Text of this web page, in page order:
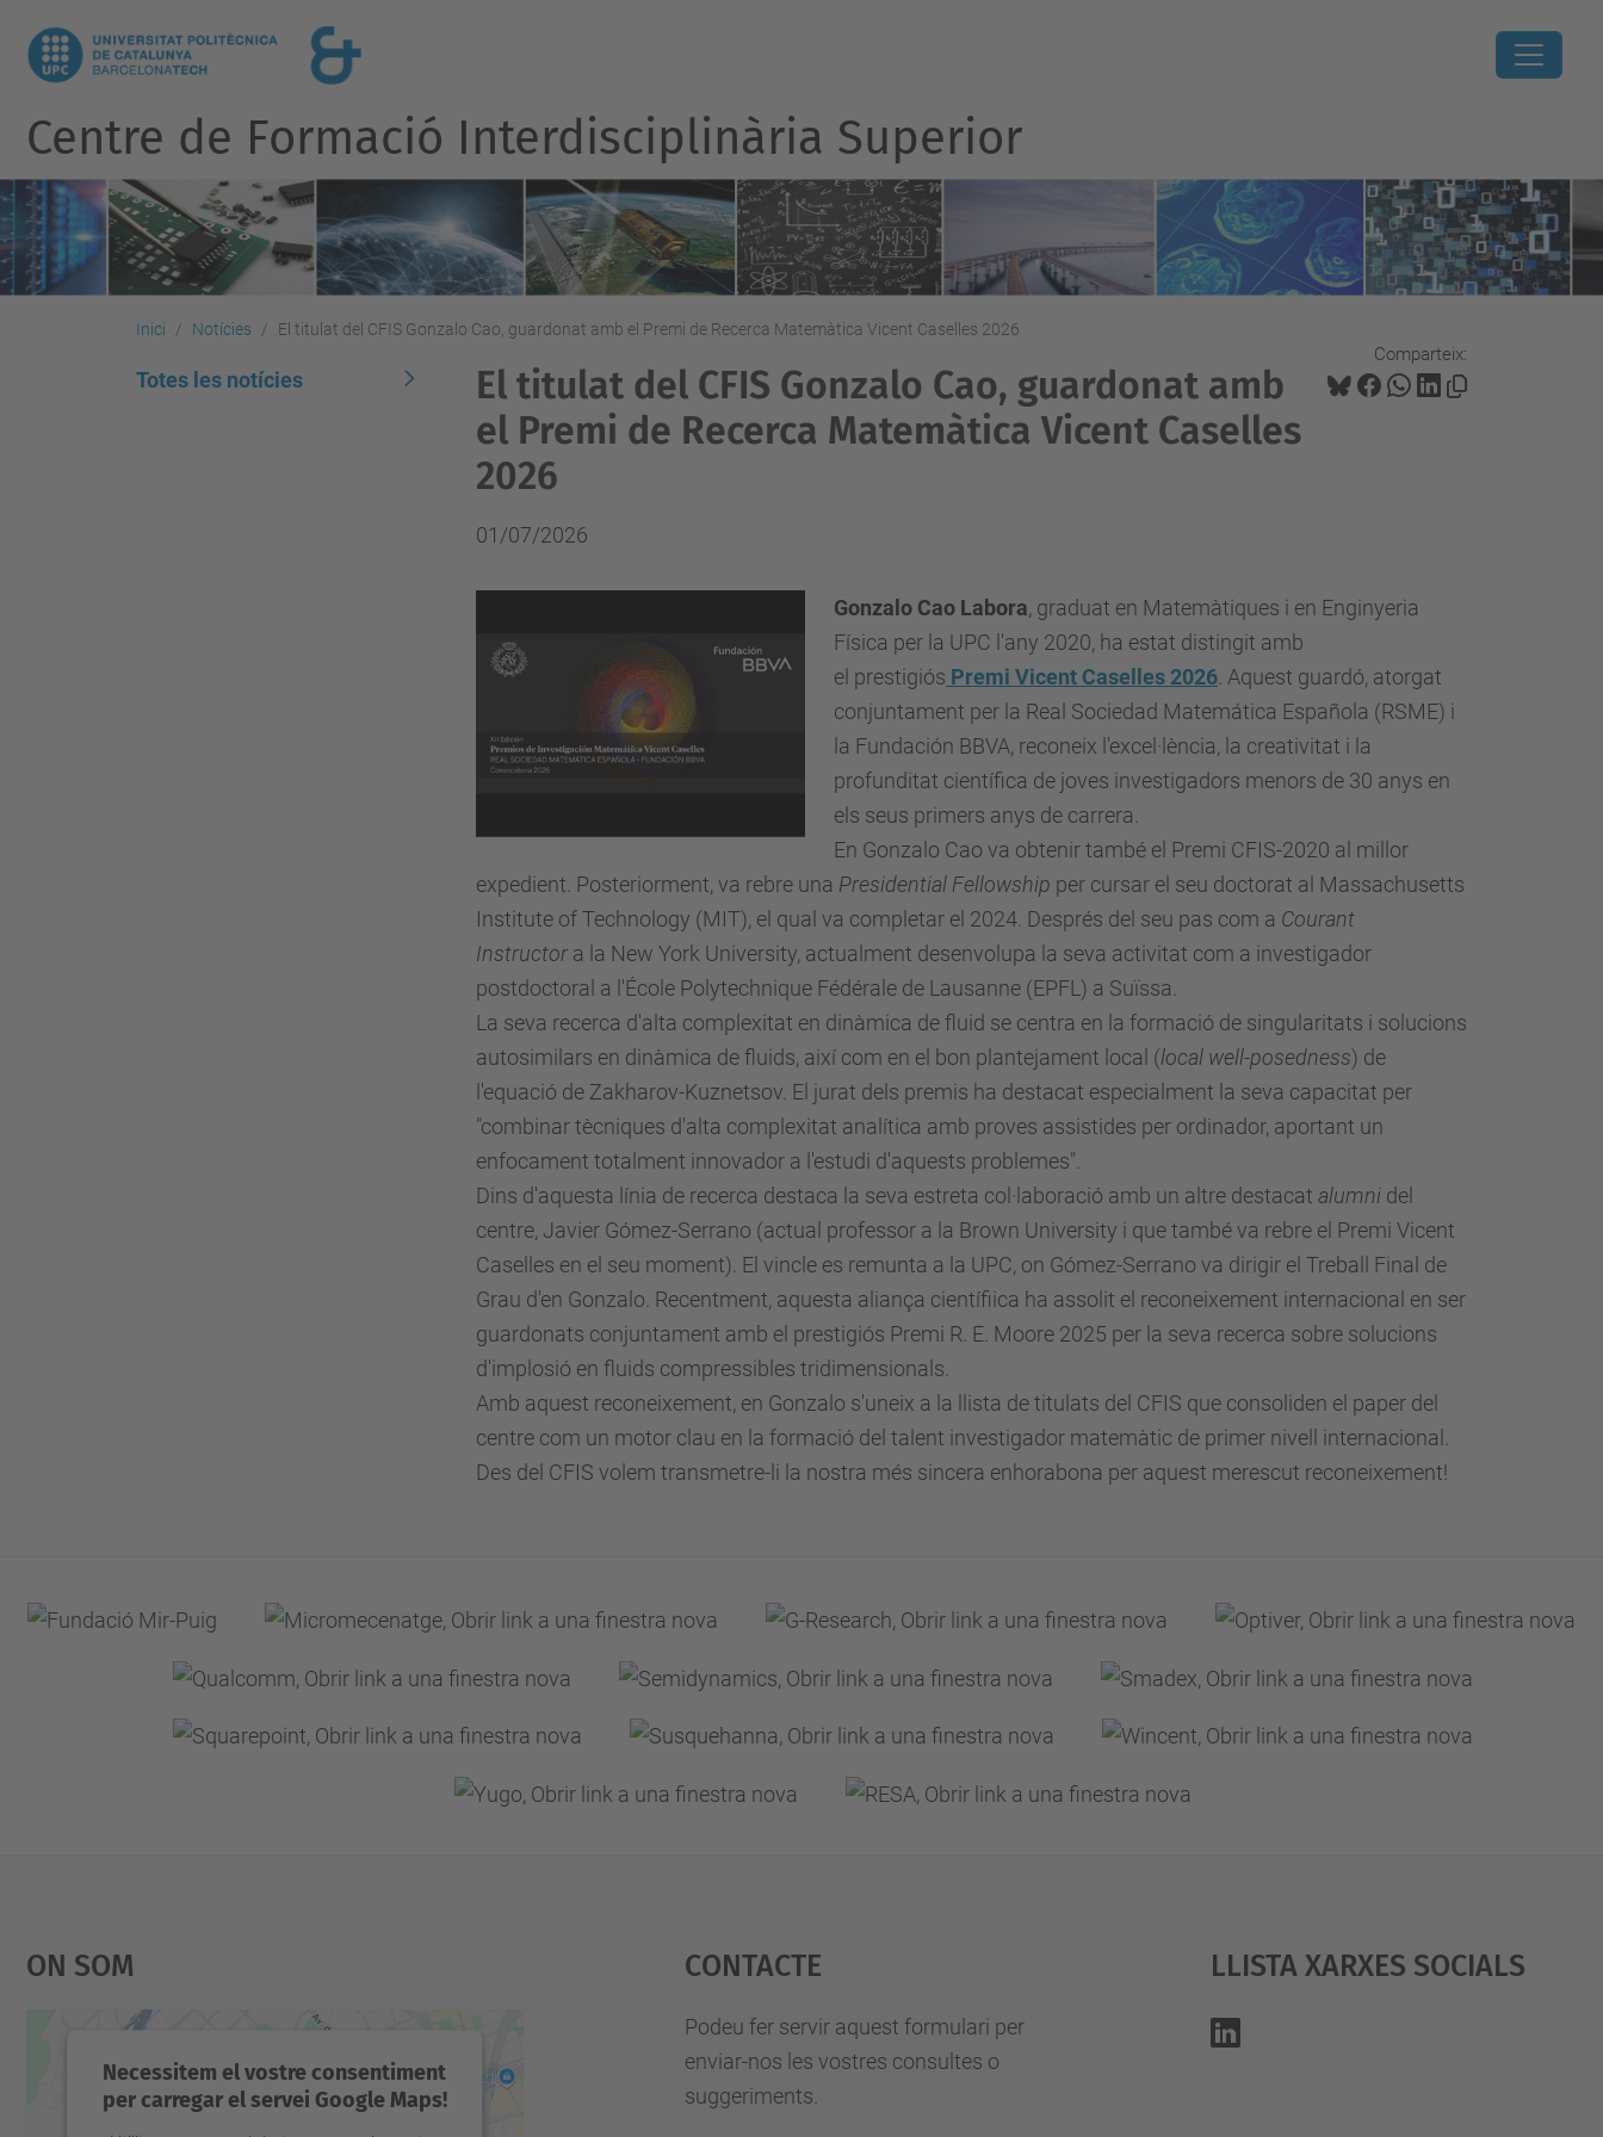
Centre de Formació Interdisciplinària Superior
Inici Notícies El titulat del CFIS Gonzalo Cao, guardonat amb el Premi de Recerca Matemàtica Vicent Caselles 2026
Comparteix:
El titulat del CFIS Gonzalo Cao, guardonat amb
el Premi de Recerca Matemàtica Vicent Caselles
2026
01/07/2026
Gonzalo Cao Labora, graduat en Matemàtiques i en Enginyeria
Física per la UPC l'any 2020, ha estat distingit amb
el prestigiós Premi Vicent Caselles 2026 Aquest guardó, atorgat
conjuntament per la Real Sociedad Matemática Española (RSME) i
la Fundación BBVA, reconeix l'excel·lència, la creativitat i la
profunditat científica de joves investigadors menors de 30 anys en
els seus primers anys de carrera.
En Gonzalo Cao va obtenir també el Premi CFIS-2020 al millor
expedient. Posteriorment, va rebre una Presidential Fellowship per cursar el seu doctorat al Massachusetts
Institute of Technology (MIT), el qual va completar el 2024. Després del seu pas com a Courant
Instructor a la New York University, actualment desenvolupa la seva activitat com a investigador
postdoctoral a l'École Polytechnique Fédérale de Lausanne (EPFL) a Suïssa.
La seva recerca d'alta complexitat en dinàmica de fluid se centra en la formació de singularitats i solucions
autosimilars en dinàmica de fluids, així com en el bon plantejament local (local well-posedness) de
l'equació de Zakharov-Kuznetsov. El jurat dels premis ha destacat especialment la seva capacitat per
"combinar tècniques d'alta complexitat analítica amb proves assistides per ordinador, aportant un
enfocament totalment innovador a l'estudi d'aquests problemes".
Dins d'aquesta línia de recerca destaca la seva estreta col·laboració amb un altre destacat alumni del
centre, Javier Gómez-Serrano (actual professor a la Brown University i que també va rebre el Premi Vicent
Caselles en el seu moment). El vincle es remunta a la UPC, on Gómez-Serrano va dirigir el Treball Final de
Grau d'en Gonzalo. Recentment, aquesta aliança científiica ha assolit el reconeixement internacional en ser
guardonats conjuntament amb el prestigiós Premi R. E. Moore 2025 per la seva recerca sobre solucions
d'implosió en fluids compressibles tridimensionals.
Amb aquest reconeixement, en Gonzalo s'uneix a la llista de titulats del CFIS que consoliden el paper del
centre com un motor clau en la formació del talent investigador matemàtic de primer nivell internacional.
Des del CFIS volem transmetre-li la nostra més sincera enhorabona per aquest merescut reconeixement!
Totes les notícies
On Som
Necessitem el vostre consentiment
per carregar el servei Google Maps!
Contacte
Podeu fer servir aquest formulari per
enviar-nos les vostres consultes o
suggeriments.
Llista Xarxes Socials